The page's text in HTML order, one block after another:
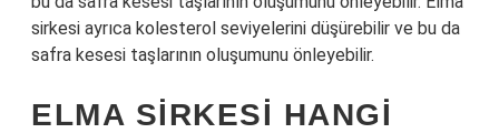
sirkesi ayrıca kolesterol seviyelerini düşürebilir ve bu da
safra kesesi taşlarının oluşumunu önleyebilir.
ELMA SIRKESI HANGI